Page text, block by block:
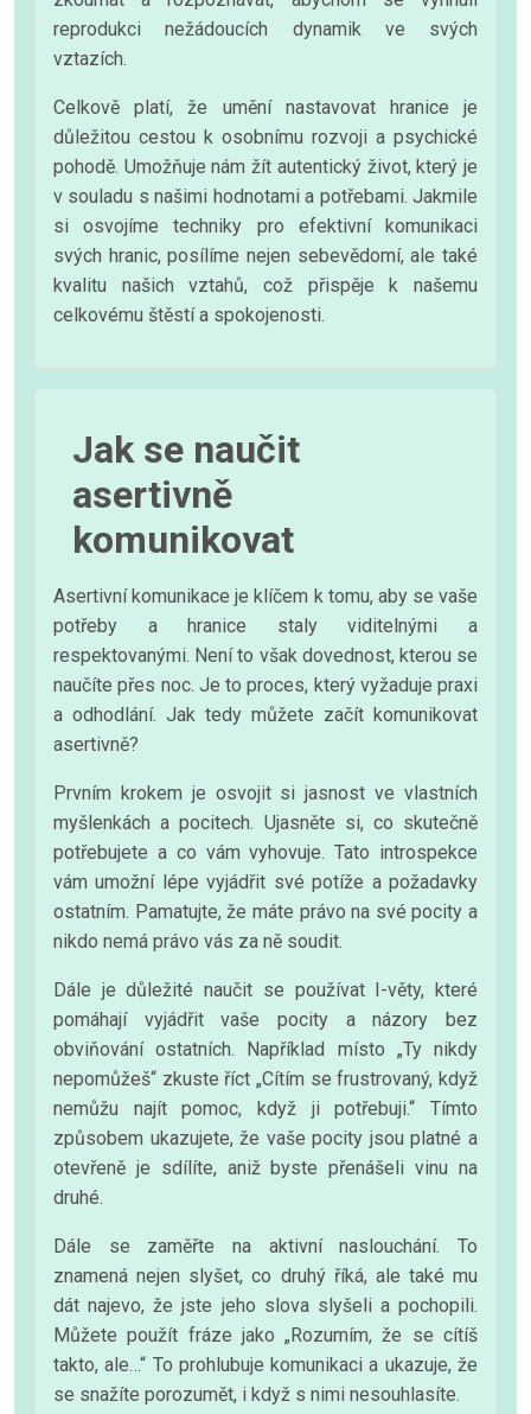
reprodukci nežádoucích dynamik ve svých
vztazích.
Celkově platí, že umění nastavovat hranice je
důležitou cestou k osobnímu rozvoji a psychické
pohodě. Umožňuje nám žít autentický život, který je
v souladu s našimi hodnotami a potřebami. Jakmile
si osvojíme techniky pro efektivní komunikaci
svých hranic, posílíme nejen sebevědomí, ale také
kvalitu našich vztahů, což přispěje k našemu
celkovému štěstí a spokojenosti.
Jak se naučit
asertivně
komunikovat
Asertivní komunikace je klíčem k tomu, aby se vaše
potřeby a hranice staly viditelnými a
respektovanými. Není to však dovednost, kterou se
naučíte přes noc. Je to proces, který vyžaduje praxi
a odhodlání. Jak tedy můžete začít komunikovat
asertivně?
Prvním krokem je osvojit si jasnost ve vlastních
myšlenkách a pocitech. Ujasněte si, co skutečně
potřebujete a co vám vyhovuje. Tato introspekce
vám umožní lépe vyjádřit své potíže a požadavky
ostatním. Pamatujte, že máte právo na své pocity a
nikdo nemá právo vás za ně soudit.
Dále je důležité naučit se používat I-věty, které
pomáhají vyjádřit vaše pocity a názory bez
obviňování ostatních. Například místo „Ty nikdy
nepomůžeš“ zkuste říct „Cítím se frustrovaný, když
nemůžu najít pomoc, když ji potřebuji.“ Tímto
způsobem ukazujete, že vaše pocity jsou platné a
otevřeně je sdílíte, aniž byste přenášeli vinu na
druhé.
Dále se zaměřte na aktivní naslouchání. To
znamená nejen slyšet, co druhý říká, ale také mu
dát najevo, že jste jeho slova slyšeli a pochopili.
Můžete použít fráze jako „Rozumím, že se cítíš
takto, ale…“ To prohlubuje komunikaci a ukazuje, že
se snažíte porozumět, i když s nimi nesouhlasíte.